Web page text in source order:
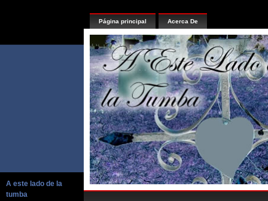
A este lado de la
tumba
Página principal Acerca De